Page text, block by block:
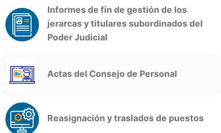
Informes de fin de gestión de los
jerarcas y titulares subordinados del
Poder Judicial
Actas del Consejo de Personal
Reasignación y traslados de puestos